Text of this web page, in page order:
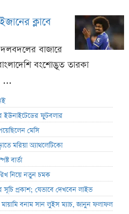
ক্লাবে
বাজারে
বংশোদ্ভূত তারকা
...
ইউনাইটেডের ফুটবলার
মেসি
মরিয়া অ্যাথলেটিকো
বার্তা
নিয়ে নতুন চমক
সূচি প্রকাশ; যেভাবে দেখবেন লাইভ
বনাম সান লুইস ম্যাচ, জানুন ফলাফল